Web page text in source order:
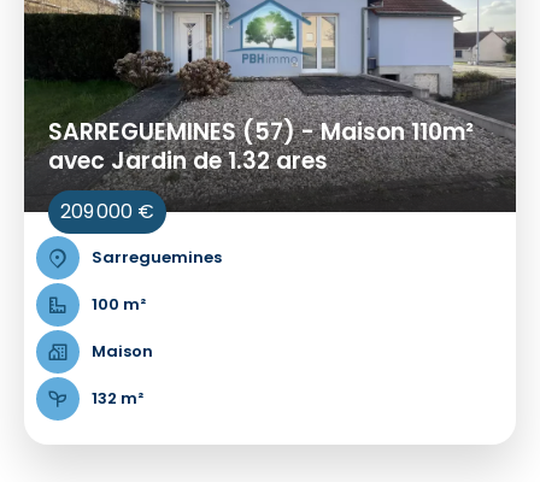
SARREGUEMINES (57) - Maison 110m²
avec Jardin de 1.32 ares
209 000 €
Sarreguemines
100 m²
Maison
132 m²